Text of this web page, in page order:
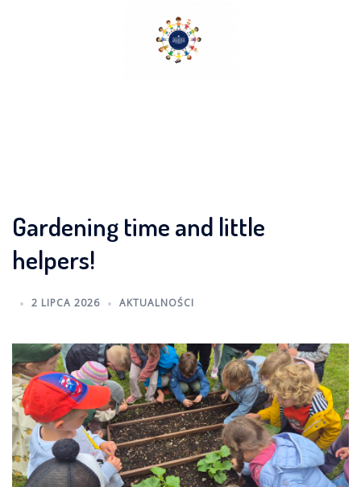
Gardening time and little
helpers!
2 LIPCA 2026 AKTUALNOŚCI